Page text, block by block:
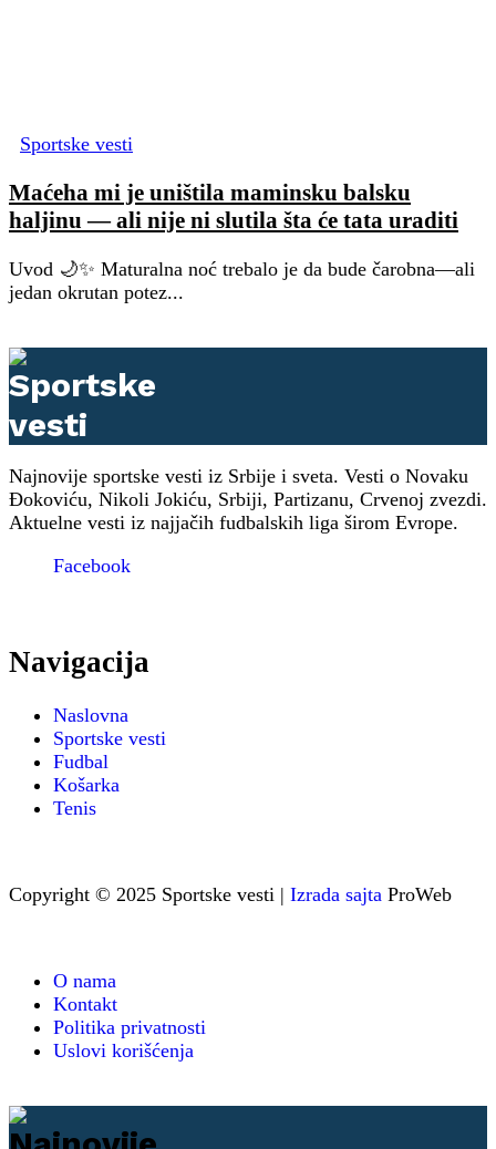
Sportske vesti
Maćeha mi je uništila maminsku balsku
haljinu — ali nije ni slutila šta će tata uraditi
Uvod 🌙✨ Maturalna noć trebalo je da bude čarobna—ali
jedan okrutan potez...
Najnovije sportske vesti iz Srbije i sveta. Vesti o Novaku
Đokoviću, Nikoli Jokiću, Srbiji, Partizanu, Crvenoj zvezdi.
Aktuelne vesti iz najjačih fudbalskih liga širom Evrope.
Facebook
Navigacija
Naslovna
Sportske vesti
Fudbal
Košarka
Tenis
Copyright © 2025 Sportske vesti | Izrada sajta ProWeb
O nama
Kontakt
Politika privatnosti
Uslovi korišćenja